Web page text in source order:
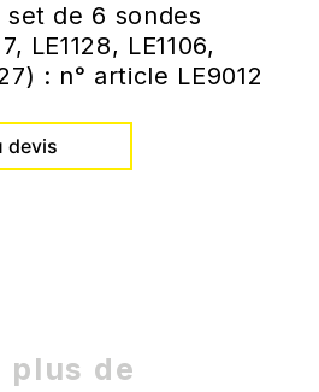
de 6 sondes
LE1128, LE1106,
: n° article LE9012
devis
plus de